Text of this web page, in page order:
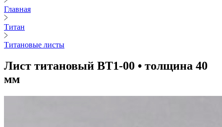
Главная
Титан
Титановые листы
Лист титановый ВТ1-00 • толщина 40
мм